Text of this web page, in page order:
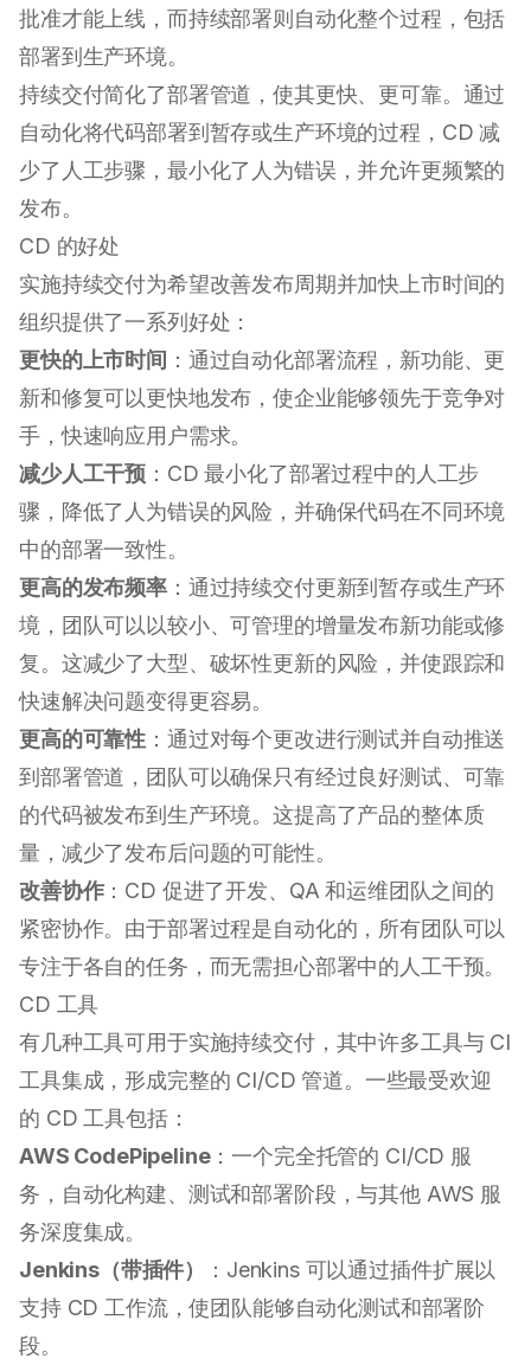
批准才能上线，而持续部署则自动化整个过程，包括
部署到生产环境。
持续交付简化了部署管道，使其更快、更可靠。通过
自动化将代码部署到暂存或生产环境的过程，CD 减
少了人工步骤，最小化了人为错误，并允许更频繁的
发布。
CD 的好处
实施持续交付为希望改善发布周期并加快上市时间的
组织提供了一系列好处：
更快的上市时间 ：通过自动化部署流程，新功能、更
新和修复可以更快地发布，使企业能够领先于竞争对
手，快速响应用户需求。
减少人工干预 ：CD 最小化了部署过程中的人工步
骤，降低了人为错误的风险，并确保代码在不同环境
中的部署一致性。
更高的发布频率：通过持续交付更新到暂存或生产环
境，团队可以以较小、可管理的增量发布新功能或修
复。这减少了大型、破坏性更新的风险，并使跟踪和
快速解决问题变得更容易。
更高的可靠性 ：通过对每个更改进行测试并自动推送
到部署管道，团队可以确保只有经过良好测试、可靠
的代码被发布到生产环境。这提高了产品的整体质
量，减少了发布后问题的可能性。
改善协作：CD 促进了开发、QA 和运维团队之间的
紧密协作。由于部署过程是自动化的，所有团队可以
专注于各自的任务，而无需担心部署中的人工干预。
CD 工具
有几种工具可用于实施持续交付，其中许多工具与 CI
工具集成，形成完整的 CI/CD 管道。一些最受欢迎
的 CD 工具包括：
AWS CodePipeline：一个完全托管的 CI/CD 服
务，自动化构建、测试和部署阶段，与其他 AWS 服
务深度集成。
Jenkins（带插件）
：Jenkins 可以通过插件扩展以
支持 CD 工作流，使团队能够自动化测试和部署阶
段。